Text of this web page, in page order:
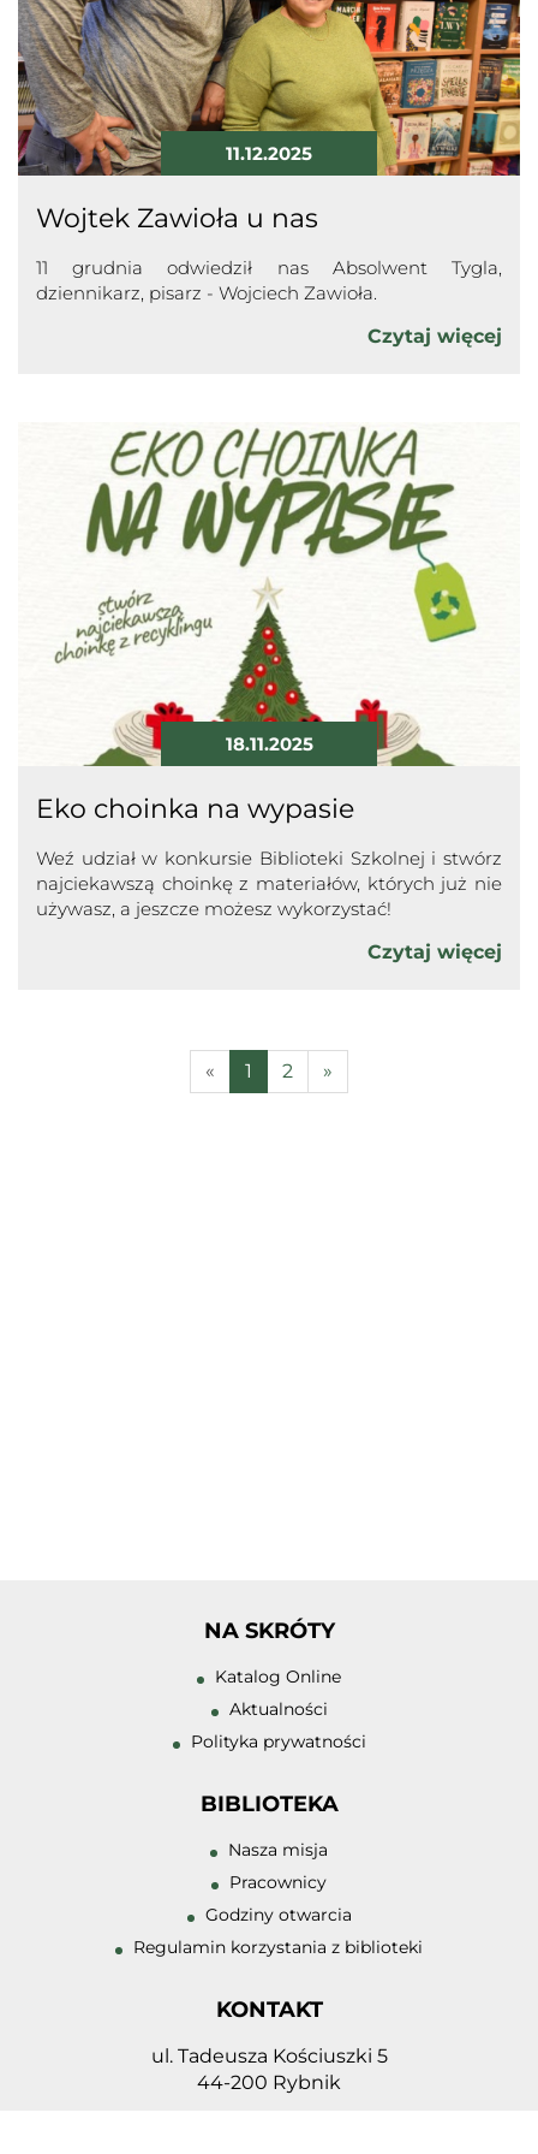
11.12.2025
Wojtek Zawioła u nas
11 grudnia odwiedził nas Absolwent Tygla,
dziennikarz, pisarz - Wojciech Zawioła.
Czytaj więcej
18.11.2025
Eko choinka na wypasie
Weź udział w konkursie Biblioteki Szkolnej i stwórz
najciekawszą choinkę z materiałów, których już nie
używasz, a jeszcze możesz wykorzystać!
Czytaj więcej
« 1 2 »
NA SKRÓTY
Katalog Online
Aktualności
Polityka prywatności
BIBLIOTEKA
Nasza misja
Pracownicy
Godziny otwarcia
Regulamin korzystania z biblioteki
KONTAKT
ul. Tadeusza Kościuszki 5
44-200 Rybnik
Odcienie